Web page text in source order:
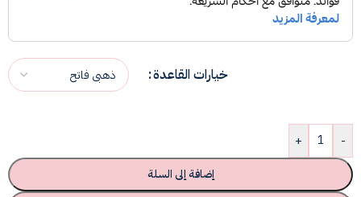
خيارات القاعدة
-
+
إضافة إلى السلة